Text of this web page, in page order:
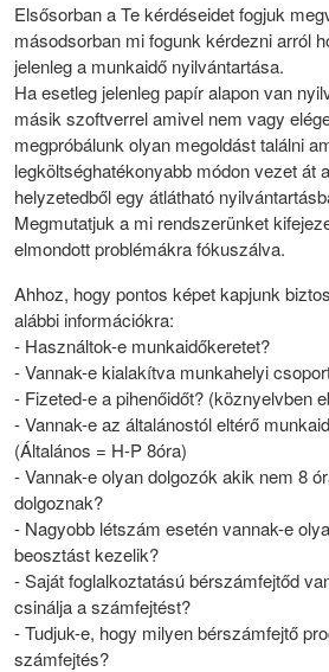
Elsősorban a Te kérdéseidet fogjuk
másodsorban mi fogunk kérdezni arról
jelenleg a munkaidő nyilvántartása.
Ha esetleg jelenleg papír alapon van
másik szoftverrel amivel nem vagy
megpróbálunk olyan megoldást találni
legköltséghatékonyabb módon vezet át
helyzetedből egy átlátható
Megmutatjuk a mi rendszerünket
elmondott problémákra fókuszálva.
Ahhoz, hogy pontos képet kapjunk
alábbi információkra:
- Használtok-e munkaidőkeretet?
- Vannak-e kialakítva munkahelyi
- Fizeted-e a pihenőidőt? (köznyelvben
- Vannak-e az általánostól eltérő
(Általános = H-P 8óra)
- Vannak-e olyan dolgozók akik nem 8
dolgoznak?
- Nagyobb létszám esetén vannak-e
beosztást kezelik?
- Saját foglalkoztatású bérszámfejtőd
csinálja a számfejtést?
- Tudjuk-e, hogy milyen bérszámfejtő
számfejtés?